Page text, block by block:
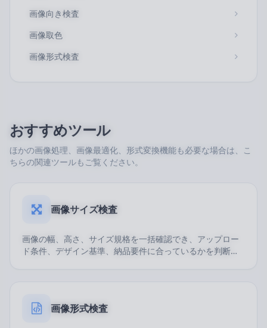
画像向き検査
画像取色
画像形式検査
おすすめツール
ほかの画像処理、画像最適化、形式変換機能も必要な場合は、こ
ちらの関連ツールもご覧ください。
画像サイズ検査
画像の幅、高さ、サイズ規格を一括確認でき、アップロー
ド条件、デザイン基準、納品要件に合っているかを判断で
画像形式検査